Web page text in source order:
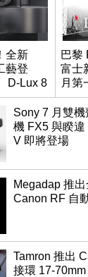
全新
藝登
D-Lux 8
巴黎
富士
月第
Sony 7 月雙
機 FX5 與睽
V 即將登場
Megadap 推
Canon RF 自
Tamron 推出
接環 17-